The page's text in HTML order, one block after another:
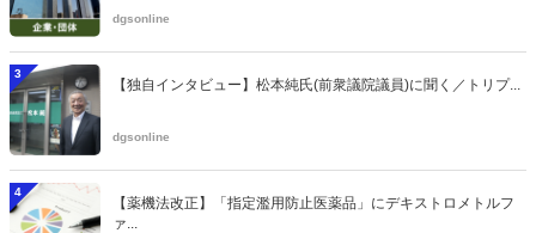
dgsonline
3
【独自インタビュー】松本純氏(前衆議院議員)に聞く／トリプ...
dgsonline
4
【薬機法改正】「指定濫用防止医薬品」にデキストロメトルフ
ァ...